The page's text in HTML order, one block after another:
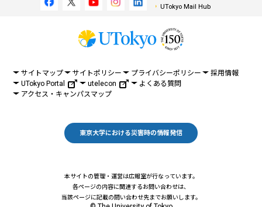
UTokyo Mail Hub
サイトマップ サイトポリシー プライバシーポリシー
採用情報
UTokyo Portal
utelecon
よくある質問
アクセス・キャンパスマップ
東京大学における災害時の情報発信
本サイトの管理・運営は広報室が行なっています。
各ページの内容に関連するお問い合わせは、
当該ページに記載の問い合わせ先までお願いします。